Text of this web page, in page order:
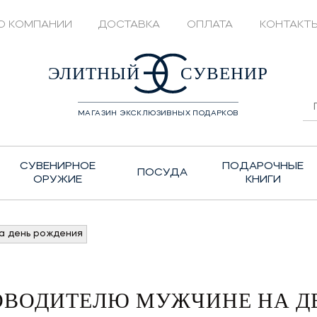
КОМПАНИИ ДОСТАВКА ОПЛАТА
ЭЛИТНЫЙ СУВЕНИР
МАГАЗИН ЭКСКЛЮЗИВНЫХ ПОДАРКОВ
СУВЕНИРНОЕ
ОРУЖИЕ
ПОСУДА
ПОДАРОЧНЫЕ
КНИГИ
день рождения
МУЖЧИНЕ НА